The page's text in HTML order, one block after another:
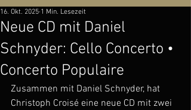
Neue CD mit Daniel
Schnyder: Cello Concerto •
Concerto Populaire
16. Okt. 2025 1 Min. Lesezeit
Zusammen mit Daniel Schnyder, hat
Christoph Croisé eine neue CD mit zwei